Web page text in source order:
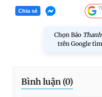
Chia sẻ
Chọn Báo
trên Google
Bình luận (0)